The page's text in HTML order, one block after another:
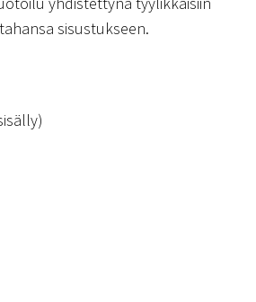
sisustukseen.